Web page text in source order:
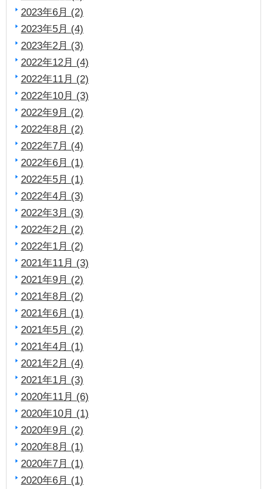
2023年6月 (2)
2023年5月 (4)
2023年2月 (3)
2022年12月 (4)
2022年11月 (2)
2022年10月 (3)
2022年9月 (2)
2022年8月 (2)
2022年7月 (4)
2022年6月 (1)
2022年5月 (1)
2022年4月 (3)
2022年3月 (3)
2022年2月 (2)
2022年1月 (2)
2021年11月 (3)
2021年9月 (2)
2021年8月 (2)
2021年6月 (1)
2021年5月 (2)
2021年4月 (1)
2021年2月 (4)
2021年1月 (3)
2020年11月 (6)
2020年10月 (1)
2020年9月 (2)
2020年8月 (1)
2020年7月 (1)
2020年6月 (1)